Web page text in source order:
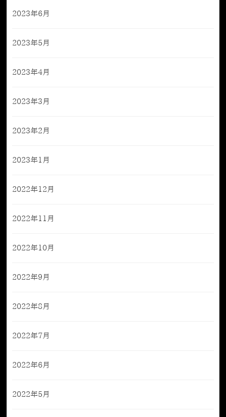
2023年6月
2023年5月
2023年4月
2023年3月
2023年2月
2023年1月
2022年12月
2022年11月
2022年10月
2022年9月
2022年8月
2022年7月
2022年6月
2022年5月